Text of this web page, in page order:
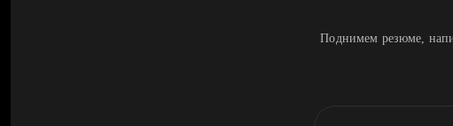
Поднимем резюме,